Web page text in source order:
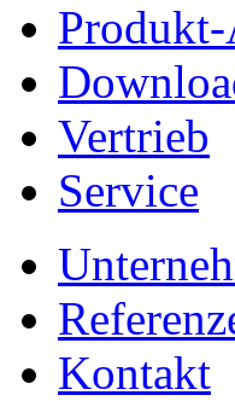
Vertrieb
Service
Kontakt